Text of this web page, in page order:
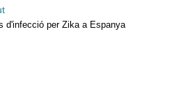
d'infecció per Zika a Espanya